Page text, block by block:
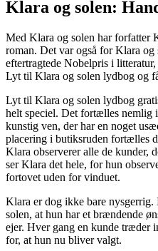
Klara og solen:
Med Klara og solen har forfatter
roman. Det var også for Klara og
eftertragtede Nobelpris i
Lyt til Klara og solen lydbog og
Lyt til Klara og solen lydbog
helt speciel. Det fortælles nemlig
kunstig ven, der har en noget
placering i butiksruden fortælles
Klara observerer alle de kunder,
ser Klara det hele, for hun
fortovet uden for vinduet.
Klara er dog ikke bare
solen, at hun har et brændende
ejer. Hver gang en kunde træder
for, at hun nu bliver valgt.